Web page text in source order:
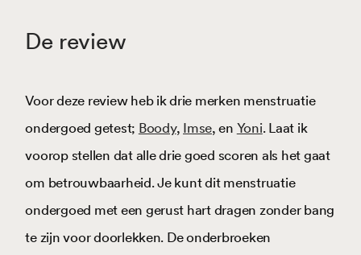
De review
Voor deze review heb ik drie merken menstruatie
ondergoed getest; Boody, Imse, en Yoni. Laat ik
voorop stellen dat alle drie goed scoren als het gaat
om betrouwbaarheid. Je kunt dit menstruatie
ondergoed met een gerust hart dragen zonder bang
te zijn voor doorlekken. De onderbroeken